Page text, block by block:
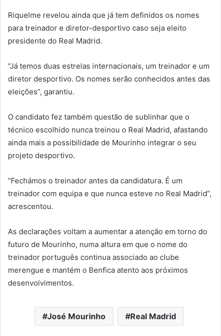
Riquelme revelou ainda que já tem definidos os nomes
para treinador e diretor-desportivo caso seja eleito
presidente do Real Madrid.
“Já temos duas estrelas internacionais, um treinador e um
diretor desportivo. Os nomes serão conhecidos antes das
eleições”, garantiu.
O candidato fez também questão de sublinhar que o
técnico escolhido nunca treinou o Real Madrid, afastando
ainda mais a possibilidade de Mourinho integrar o seu
projeto desportivo.
“Fechámos o treinador antes da candidatura. É um
treinador com equipa e que nunca esteve no Real Madrid”,
acrescentou.
As declarações voltam a aumentar a atenção em torno do
futuro de Mourinho, numa altura em que o nome do
treinador português continua associado ao clube
merengue e mantém o Benfica atento aos próximos
desenvolvimentos.
José Mourinho Real Madrid